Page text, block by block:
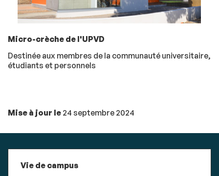
Micro-crèche de l'UPVD
Destinée aux membres de la communauté universitaire,
étudiants et personnels
Mise à jour le 24 septembre 2024
Vie de campus